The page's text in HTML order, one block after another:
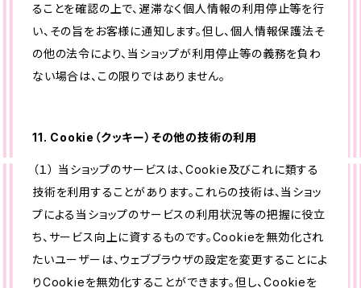
ることを確認の上で、遅滞なく個人情報の利用停止等を行
い、その旨をお客様に通知します。但し、個人情報保護法そ
の他の法令により、当ショップが利用停止等の義務を負わ
ない場合は、この限りではありません。
11. Cookie（クッキー）その他の技術の利用
（１） 当ショップのサービスは、Cookie及びこれに類する
技術を利用することがあります。これらの技術は、当ショッ
プによる当ショップのサービスの利用状況等の把握に役立
ち、サービス向上に資するものです。Cookieを無効化され
たいユーザーは、ウェブブラウザの設定を変更することによ
りCookieを無効化することができます。但し、Cookieを